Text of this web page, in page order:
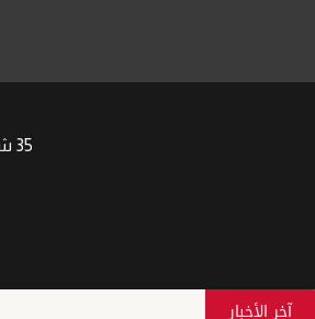
35 شارع افريقيا امتداد مصطفى النحاس مدينة نصر , | Phone: +201008511058 +201091917752 | Email: Sales@Etechnotrade.com
آخر الأخبار